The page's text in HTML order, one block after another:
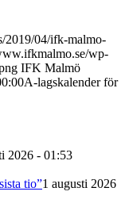
2019/04/ifk-malmo-
wp-
IFK Malmö
A-lagskalender för
2026 - 01:53
tio”1 augusti 2026